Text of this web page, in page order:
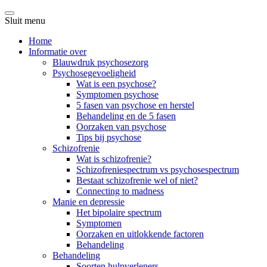
Sluit menu
Home
Informatie over
Blauwdruk psychosezorg
Psychosegevoeligheid
Wat is een psychose?
Symptomen psychose
5 fasen van psychose en herstel
Behandeling en de 5 fasen
Oorzaken van psychose
Tips bij psychose
Schizofrenie
Wat is schizofrenie?
Schizofreniespectrum vs psychosespectrum
Bestaat schizofrenie wel of niet?
Connecting to madness
Manie en depressie
Het bipolaire spectrum
Symptomen
Oorzaken en uitlokkende factoren
Behandeling
Behandeling